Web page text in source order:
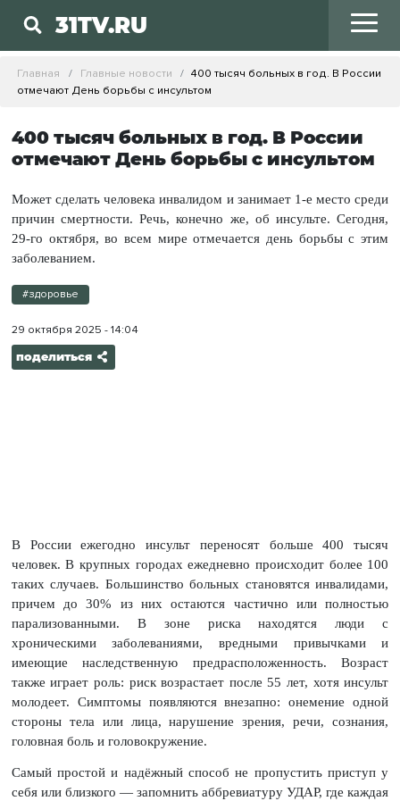
31TV.RU
Главная Главные новости
400 тысяч больных в год. В России
отмечают День борьбы с инсультом
400 тысяч больных в год. В России
отмечают День борьбы с инсультом
Может сделать человека инвалидом и занимает 1-е место среди
причин смертности. Речь, конечно же, об инсульте. Сегодня,
29-го октября, во всем мире отмечается день борьбы с этим
заболеванием.
#здоровье
29 октября 2025 - 14:04
поделиться
В России ежегодно инсульт переносят больше 400 тысяч
человек. В крупных городах ежедневно происходит более 100
таких случаев. Большинство больных становятся инвалидами,
причем до 30% из них остаются частично или полностью
парализованными. В зоне риска находятся люди с
хроническими заболеваниями, вредными привычками и
имеющие наследственную предрасположенность. Возраст
также играет роль: риск возрастает после 55 лет, хотя инсульт
молодеет. Симптомы появляются внезапно: онемение одной
стороны тела или лица, нарушение зрения, речи, сознания,
головная боль и головокружение.
Самый простой и надёжный способ не пропустить приступ у
себя или близкого — запомнить аббревиатуру УДАР, где каждая